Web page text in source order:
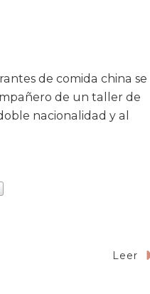
de comida china se
de un taller de
nacionalidad y al
Leer